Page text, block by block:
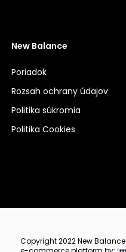
New Balance
Poriadok
Rozsah ochrany údajov
Politika súkromia
Politika Cookies
Copyright 2022 New Balance